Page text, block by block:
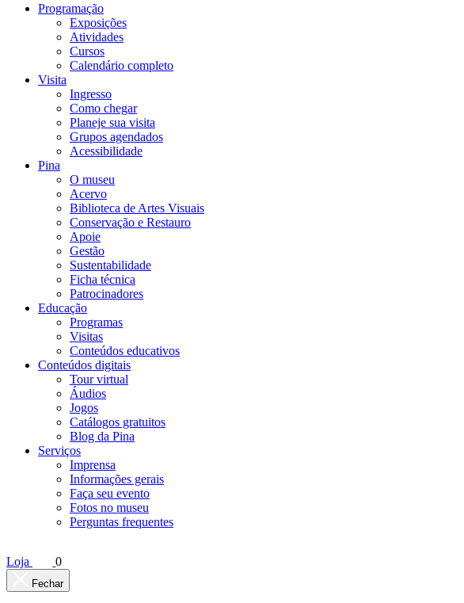
Programação
Exposições
Atividades
Cursos
Calendário completo
Visita
Ingresso
Como chegar
Planeje sua visita
Grupos agendados
Acessibilidade
Pina
O museu
Acervo
Biblioteca de Artes Visuais
Conservação e Restauro
Apoie
Gestão
Sustentabilidade
Ficha técnica
Patrocinadores
Educação
Programas
Visitas
Conteúdos educativos​
Conteúdos digitais
Tour virtual
Áudios
Jogos
Catálogos gratuitos
Blog da Pina
Serviços
Imprensa
Informações gerais
Faça seu evento
Fotos no museu
Perguntas frequentes
Loja 0
Fechar